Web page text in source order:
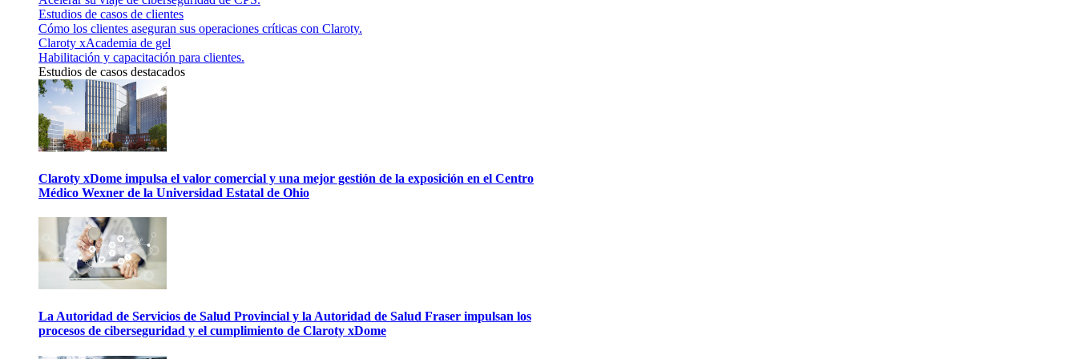
Estudios de casos de clientes
Cómo los clientes aseguran sus operaciones críticas con Claroty.
Claroty xAcademia de gel
Habilitación y capacitación para clientes.
Estudios de casos destacados
Claroty xDome impulsa el valor comercial y una mejor gestión de la exposición en el Centro
Médico Wexner de la Universidad Estatal de Ohio
La Autoridad de Servicios de Salud Provincial y la Autoridad de Salud Fraser impulsan los
procesos de ciberseguridad y el cumplimiento de Claroty xDome